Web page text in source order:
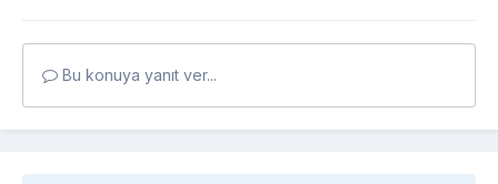
Bu konuya yanıt ver...